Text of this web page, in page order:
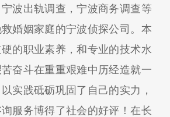
波出轨调查，宁波商务调查等
婚姻家庭的宁波侦探公司。本
的职业素养，和专业的技术水
奋斗在重重艰难中历经造就一
实践砥砺巩固了自己的实力，
服务博得了社会的好评！在长